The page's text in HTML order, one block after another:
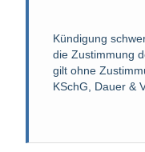
Kündigung
die Zustimmung
gilt ohne
KSchG, Dauer &